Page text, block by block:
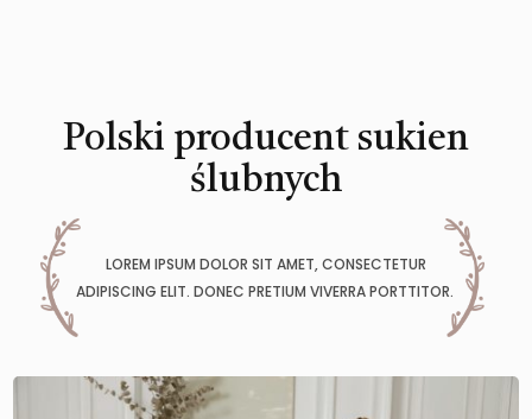
Polski producent sukien
ślubnych
LOREM IPSUM DOLOR SIT AMET, CONSECTETUR
ADIPISCING ELIT. DONEC PRETIUM VIVERRA PORTTITOR.